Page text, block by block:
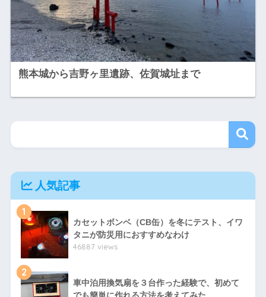
熊本城から吉野ヶ里遺跡、佐賀城址まで
人気記事
1
カセットボンベ（CB缶）を冬にテスト、イワ
タニが防災用におすすめなわけ
46887 views
2
車中泊用換気扇を３台作った経験で、初めて
でも簡単に作れる方法を考えてみた